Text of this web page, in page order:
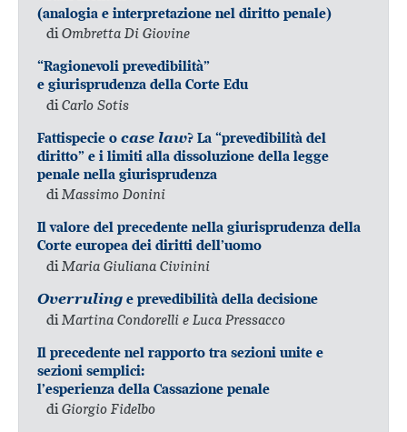
(analogia e interpretazione nel diritto penale)
diOmbretta Di Giovine
“Ragionevoli prevedibilità”
e giurisprudenza della Corte Edu
di Carlo Sotis
Fattispecie o case law? La “prevedibilità del
diritto” e i limiti alla dissoluzione della legge
penale nella giurisprudenza
diMassimo Donini
Il valore del precedente nella giurisprudenza della
Corte europea dei diritti dell’uomo
diMaria Giuliana Civinini
Overruling e prevedibilità della decisione
di Martina Condorelli e Luca Pressacco
Il precedente nel rapporto tra sezioni unite e
sezioni semplici:
l’esperienza della Cassazione penale
diGiorgio Fidelbo